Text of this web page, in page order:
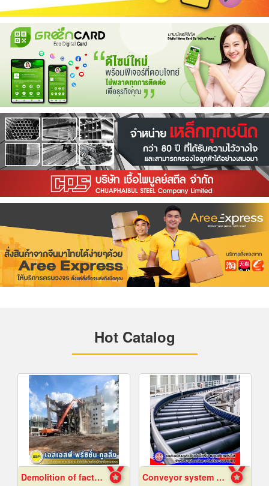
Hot Catalog
Demolition of factory in Samut Prakan Conveyor system installation